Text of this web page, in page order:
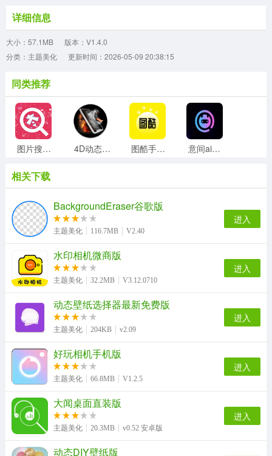
详细信息
大小：57.1MB
版本：V1.4.0
分类：主题美化
更新时间：2026-05-09 20:38:15
同类推荐
图片搜搜通用版 4D动态壁纸手机版 图酷手机正版 意间ai安卓免费版
识花君植物识别手机最新版 AI卡通相机软件直装版 轮盘时钟屏保正版
口袋铃声免费版 主题小组件美化手机正版
图怪兽通用版 进度条小组件安卓直装版 Blender照片拼图手机正版
相关下载
BackgroundEraser谷歌版
主题美化 116.7MB V2.40
进入
水印相机微商版
主题美化 32.2MB V3.12.0710
进入
动态壁纸选择器最新免费版
主题美化 204KB v2.09
进入
好玩相机手机版
主题美化 66.8MB V1.2.5
进入
大闻桌面直装版
主题美化 20.3MB v0.52 安卓版
进入
动态DIY壁纸版